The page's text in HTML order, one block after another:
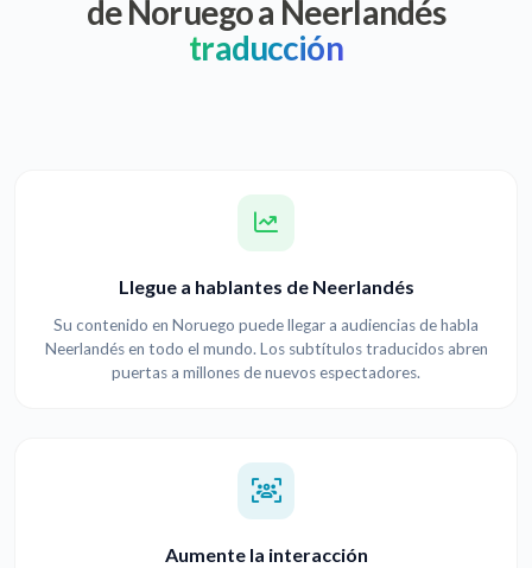
de Noruego a Neerlandés
traducción
Llegue a hablantes de Neerlandés
Su contenido en Noruego puede llegar a audiencias de habla
Neerlandés en todo el mundo. Los subtítulos traducidos abren
puertas a millones de nuevos espectadores.
Aumente la interacción